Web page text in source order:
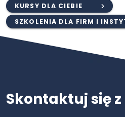
KURSY DLA CIEBIE
SZKOLENIA DLA FIRM I
Skontaktuj się